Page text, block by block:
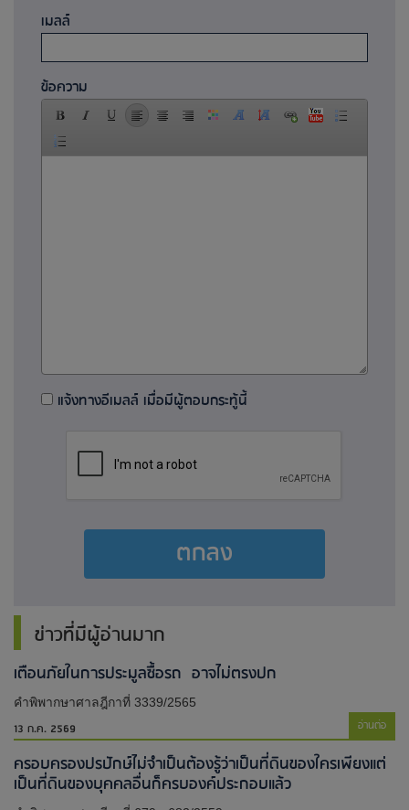
เมลล์
ข้อความ
แจ้งทางอีเมลล์ เมื่อมีผู้ตอบกระทู้นี้
ตกลง
ข่าวที่มีผู้อ่านมาก
เตือนภัยในการประมูลซื้อรถ อาจไม่ตรงปก
คำพิพากษาศาลฎีกาที่ 3339/2565
13 ก.ค. 2569 อ่านต่อ
ครอบครองปรปักษ์ไม่จำเป็นต้องรู้ว่าเป็นที่ดินของใครเพียงแต่
เป็นที่ดินของบุคคลอื่นก็ครบองค์ประกอบแล้ว